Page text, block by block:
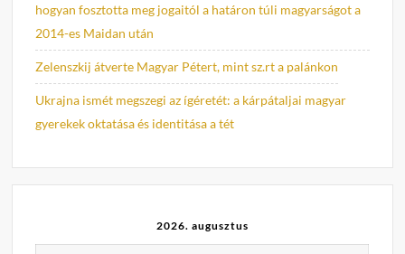
hogyan fosztotta meg jogaitól a határon túli magyarságot a
2014-es Maidan után
Zelenszkij átverte Magyar Pétert, mint sz.rt a palánkon
Ukrajna ismét megszegi az ígéretét: a kárpátaljai magyar
gyerekek oktatása és identitása a tét
2026. augusztus